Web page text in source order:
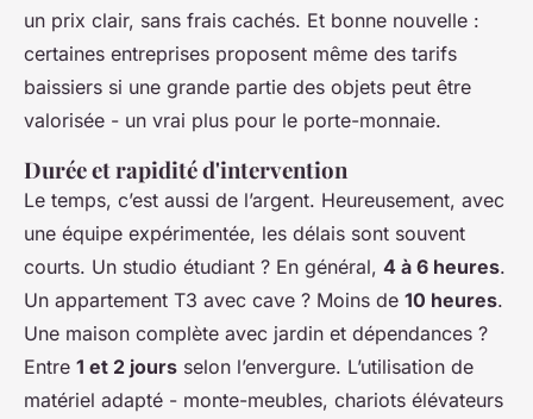
un prix clair, sans frais cachés. Et bonne nouvelle :
certaines entreprises proposent même des tarifs
baissiers si une grande partie des objets peut être
valorisée - un vrai plus pour le porte-monnaie.
Durée et rapidité d'intervention
Le temps, c’est aussi de l’argent. Heureusement, avec
une équipe expérimentée, les délais sont souvent
courts. Un studio étudiant ? En général, 4 à 6 heures.
Un appartement T3 avec cave ? Moins de 10 heures.
Une maison complète avec jardin et dépendances ?
Entre 1 et 2 jours selon l’envergure. L’utilisation de
matériel adapté - monte-meubles, chariots élévateurs